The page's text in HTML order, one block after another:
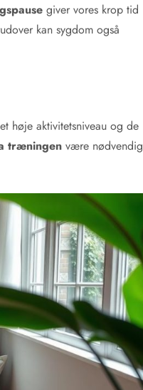
giver vores krop tid
kan sygdom også
høje aktivitetsniveau og de
træningen være nødvendig